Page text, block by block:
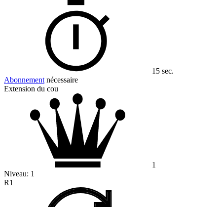
15 sec.
Abonnement nécessaire
Extension du cou
1
Niveau: 1
R1